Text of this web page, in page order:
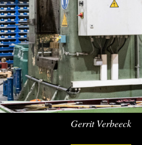
Gerrit Verbeeck